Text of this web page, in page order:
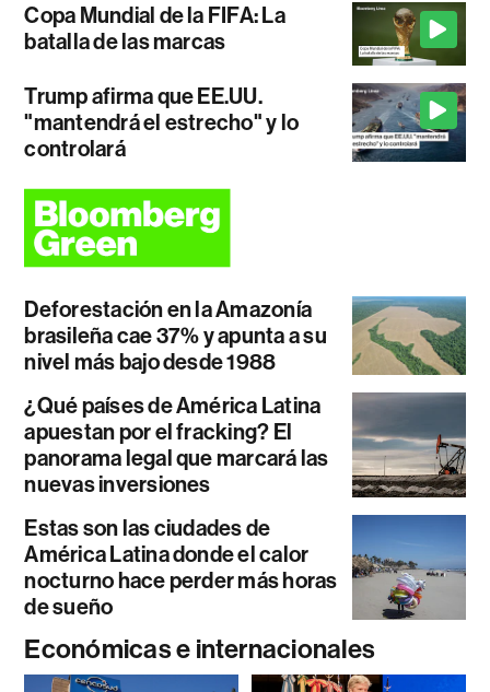
Copa Mundial de la FIFA: La
batalla de las marcas
Trump afirma que EE.UU.
"mantendrá el estrecho" y lo
controlará
Deforestación en la Amazonía
brasileña cae 37% y apunta a su
nivel más bajo desde 1988
¿Qué países de América Latina
apuestan por el fracking? El
panorama legal que marcará las
nuevas inversiones
Estas son las ciudades de
América Latina donde el calor
nocturno hace perder más horas
de sueño
Económicas e internacionales